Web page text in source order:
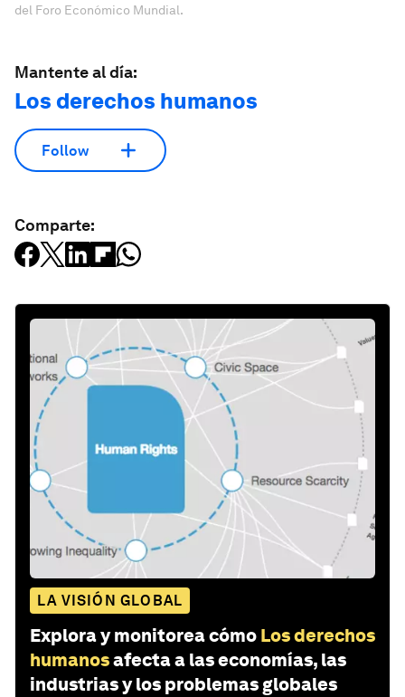
del Foro Económico Mundial.
Mantente al día:
Los derechos humanos
Follow
Comparte:
LA VISIÓN GLOBAL
Explora y monitorea cómo Los derechos
humanosafecta a las economías, las
industrias y los problemas globales